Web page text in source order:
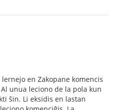
en Zakopane komencis
unua leciono de la pola kun
ŝin. Li eksidis en lastan